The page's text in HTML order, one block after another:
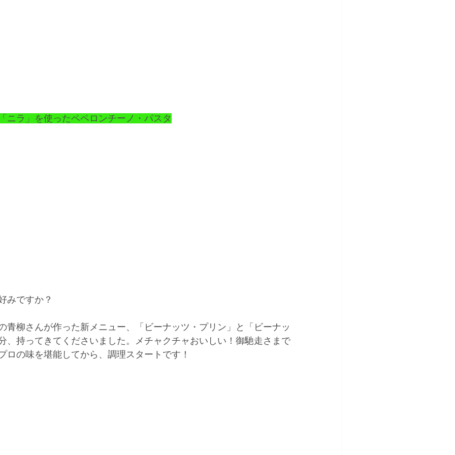
ニラ」を使ったペペロンチーノ・パスタ
みですか？
青柳さんが作った新メニュー、「ビーナッツ・プリン」と「ビーナッ
、持ってきてくださいました。メチャクチャおいしい！御馳走さまで
ロの味を堪能してから、調理スタートです！